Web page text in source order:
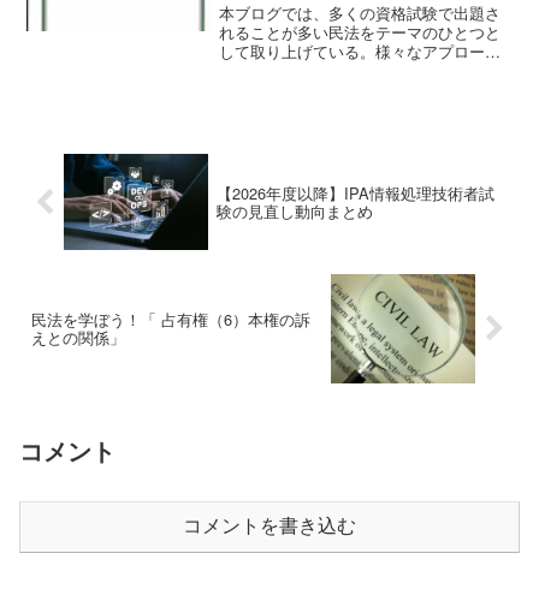
本ブログでは、多くの資格試験で出題さ
れることが多い民法をテーマのひとつと
して取り上げている。様々なアプローチ
【2026年度以降】IPA情報処理技術者試
験の見直し動向まとめ
民法を学ぼう！「 占有権（6）本権の訴
えとの関係」
コメント
コメントを書き込む